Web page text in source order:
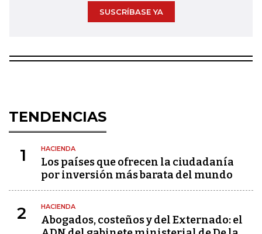
SUSCRÍBASE YA
TENDENCIAS
1 HACIENDA
Los países que ofrecen la ciudadanía
por inversión más barata del mundo
2 HACIENDA
Abogados, costeños y del Externado: el